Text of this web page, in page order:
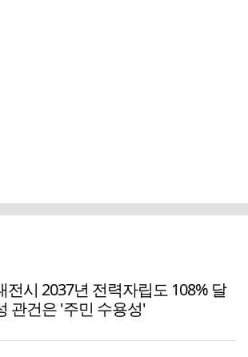
전시 2037년 전력자립도 108% 달
관건은 '주민 수용성'